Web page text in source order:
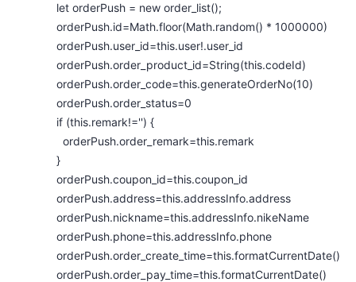
let orderPush = new order_list();
orderPush.id=Math.floor(Math.random() * 1000000)
orderPush.user_id=this.user!.user_id
orderPush.order_product_id=String(this.codeId)
orderPush.order_code=this.generateOrderNo(10)
orderPush.order_status=0
if (this.remark!='') {
orderPush.order_remark=this.remark
}
orderPush.coupon_id=this.coupon_id
orderPush.address=this.addressInfo.address
orderPush.nickname=this.addressInfo.nikeName
orderPush.phone=this.addressInfo.phone
orderPush.order_create_time=this.formatCurrentDate()
orderPush.order_pay_time=this.formatCurrentDate()